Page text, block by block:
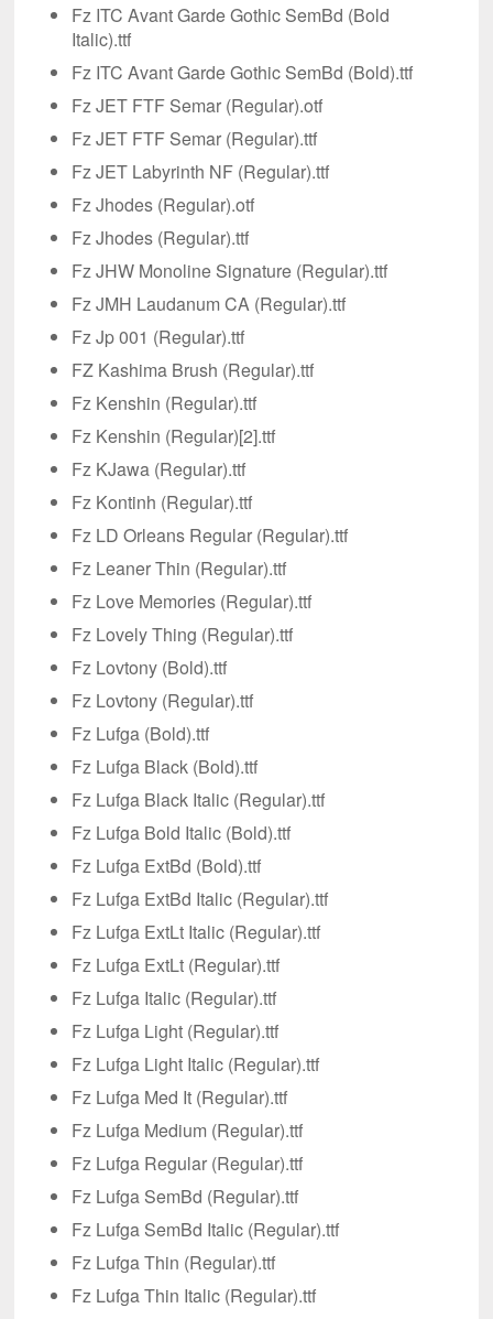
Fz ITC Avant Garde Gothic SemBd (Bold
Italic).ttf
Fz ITC Avant Garde Gothic SemBd (Bold).ttf
Fz JET FTF Semar (Regular).otf
Fz JET FTF Semar (Regular).ttf
Fz JET Labyrinth NF (Regular).ttf
Fz Jhodes (Regular).otf
Fz Jhodes (Regular).ttf
Fz JHW Monoline Signature (Regular).ttf
Fz JMH Laudanum CA (Regular).ttf
Fz Jp 001 (Regular).ttf
FZ Kashima Brush (Regular).ttf
Fz Kenshin (Regular).ttf
Fz Kenshin (Regular)[2].ttf
Fz KJawa (Regular).ttf
Fz Kontinh (Regular).ttf
Fz LD Orleans Regular (Regular).ttf
Fz Leaner Thin (Regular).ttf
Fz Love Memories (Regular).ttf
Fz Lovely Thing (Regular).ttf
Fz Lovtony (Bold).ttf
Fz Lovtony (Regular).ttf
Fz Lufga (Bold).ttf
Fz Lufga Black (Bold).ttf
Fz Lufga Black Italic (Regular).ttf
Fz Lufga Bold Italic (Bold).ttf
Fz Lufga ExtBd (Bold).ttf
Fz Lufga ExtBd Italic (Regular).ttf
Fz Lufga ExtLt Italic (Regular).ttf
Fz Lufga ExtLt (Regular).ttf
Fz Lufga Italic (Regular).ttf
Fz Lufga Light (Regular).ttf
Fz Lufga Light Italic (Regular).ttf
Fz Lufga Med It (Regular).ttf
Fz Lufga Medium (Regular).ttf
Fz Lufga Regular (Regular).ttf
Fz Lufga SemBd (Regular).ttf
Fz Lufga SemBd Italic (Regular).ttf
Fz Lufga Thin (Regular).ttf
Fz Lufga Thin Italic (Regular).ttf